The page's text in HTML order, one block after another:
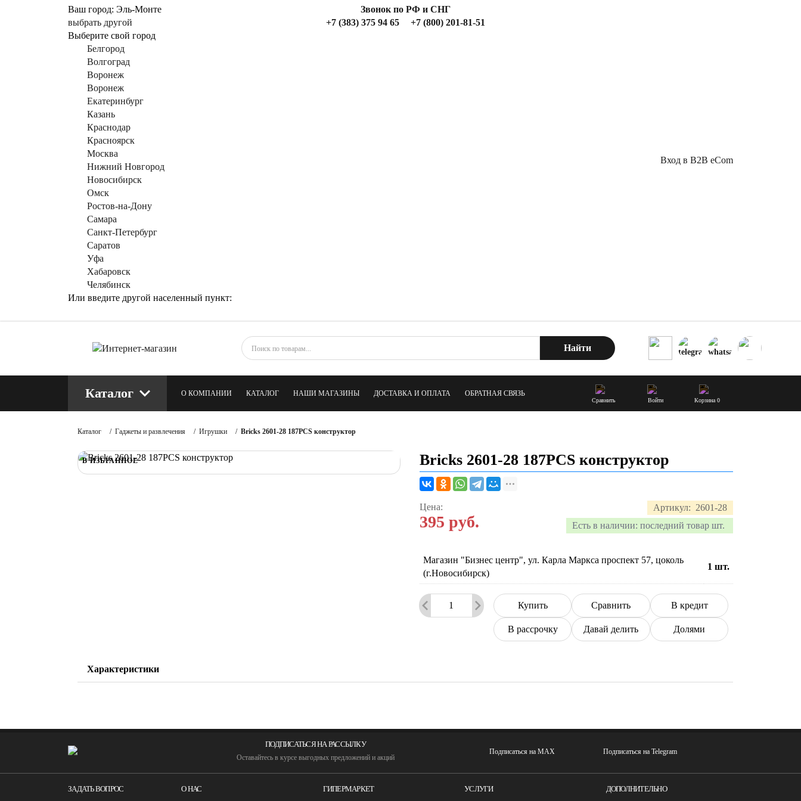
Ваш город: Эль-Монте
выбрать другой
Выберите свой город
Белгород
Волгоград
Воронеж
Воронеж
Екатеринбург
Казань
Краснодар
Красноярск
Москва
Нижний Новгород
Новосибирск
Омск
Ростов-на-Дону
Самара
Санкт-Петербург
Саратов
Уфа
Хабаровск
Челябинск
Или введите другой населенный пункт:
Звонок по РФ и СНГ
+7 (383) 375 94 65
+7 (800) 201-81-51
Вход в B2B eCom
Найти
Каталог О КОМПАНИИ КАТАЛОГ НАШИ МАГАЗИНЫ ДОСТАВКА И ОПЛАТА ОБРАТНАЯ СВЯЗЬ
КОНТАКТЫ БЛОГ
Сравнить Войти Корзина 0
Каталог / Гаджеты и развлечения / Игрушки / Bricks 2601-28 187PCS конструктор
В ИЗБРАННОЕ Bricks 2601-28 187PCS конструктор
Артикул: 2601-28
Есть в наличии: последний товар шт.
Цена:
395 руб.
Магазин "Бизнес центр", ул. Карла Маркса проспект 57, цоколь
(г.Новосибирск)
1 шт.
Купить Сравнить В кредит
В рассрочку Давай делить Долями
Характеристики
ПОДПИСАТЬСЯ НА РАССЫЛКУ
Оставайтесь в курсе выгодных предложений и акций
Подписаться на MAX Подписаться на Telegram
ЗАДАТЬ ВОПРОС О НАС ГИПЕРМАРКЕТ УСЛУГИ ДОПОЛНИТЕЛЬНО